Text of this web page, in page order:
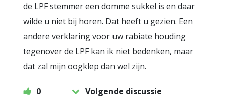
de LPF stemmer een domme sukkel is en daar
wilde u niet bij horen. Dat heeft u gezien. Een
andere verklaring voor uw rabiate houding
tegenover de LPF kan ik niet bedenken, maar
dat zal mijn oogklep dan wel zijn.
0
Volgende discussie